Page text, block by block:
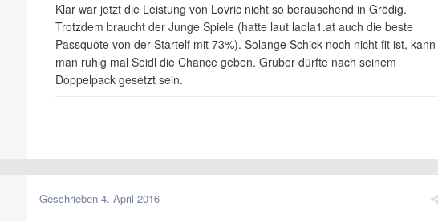
Klar war jetzt die Leistung von Lovric nicht so berauschend in Grödig.
Trotzdem braucht der Junge Spiele (hatte laut laola1.at auch die beste
Passquote von der Startelf mit 73%). Solange Schick noch nicht fit ist, kann
man ruhig mal Seidl die Chance geben. Gruber dürfte nach seinem
Doppelpack gesetzt sein.
Geschrieben 4. April 2016